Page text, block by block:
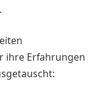
ihre Erfahrungen